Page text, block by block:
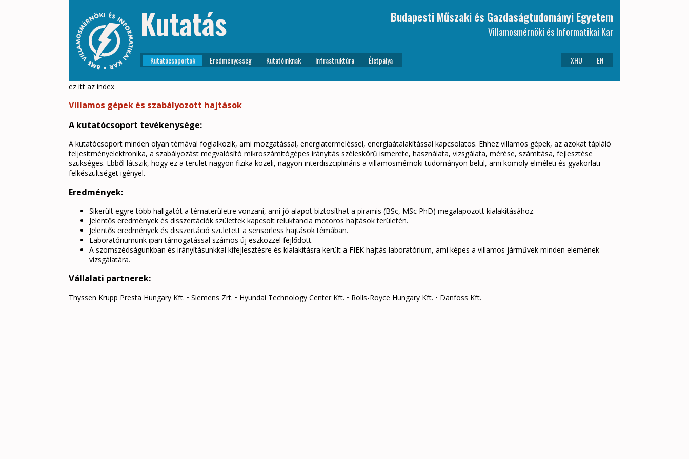
Kutatás Budapesti Műszaki és Gazdaságtudományi Egyetem
Villamosmérnöki és Informatikai Kar
Kutatócsoportok Eredményesség Kutatóinknak Infrastruktúra Életpálya XHU EN
ez itt az index
Villamos gépek és szabályozott hajtások
A kutatócsoport tevékenysége:
A kutatócsoport minden olyan témával foglalkozik, ami mozgatással, energiatermeléssel, energiaátalakítással kapcsolatos. Ehhez villamos gépek, az azokat tápláló
teljesítményelektronika, a szabályozást megvalósító mikroszámítógépes irányítás széleskörű ismerete, használata, vizsgálata, mérése, számítása, fejlesztése
szükséges. Ebből látszik, hogy ez a terület nagyon fizika közeli, nagyon interdiszciplináris a villamosmérnöki tudományon belül, ami komoly elméleti és gyakorlati
felkészültséget igényel.
Eredmények:
Sikerült egyre több hallgatót a tématerületre vonzani, ami jó alapot biztosíthat a piramis (BSc, MSc PhD) megalapozott kialakításához.
Jelentős eredmények és disszertációk születtek kapcsolt reluktancia motoros hajtások területén.
Jelentős eredmények és disszertáció született a sensorless hajtások témában.
Laboratóriumunk ipari támogatással számos új eszközzel fejlődött.
A szomszédságunkban és irányításunkkal kifejlesztésre és kialakításra került a FIEK hajtás laboratórium, ami képes a villamos járművek minden elemének
vizsgálatára.
Vállalati partnerek:
Thyssen Krupp Presta Hungary Kft. • Siemens Zrt. • Hyundai Technology Center Kft. • Rolls-Royce Hungary Kft. • Danfoss Kft.